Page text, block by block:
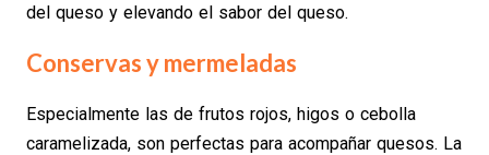
del queso y elevando el sabor del queso.
Conservas y mermeladas
Especialmente las de frutos rojos, higos o cebolla
caramelizada, son perfectas para acompañar quesos. La